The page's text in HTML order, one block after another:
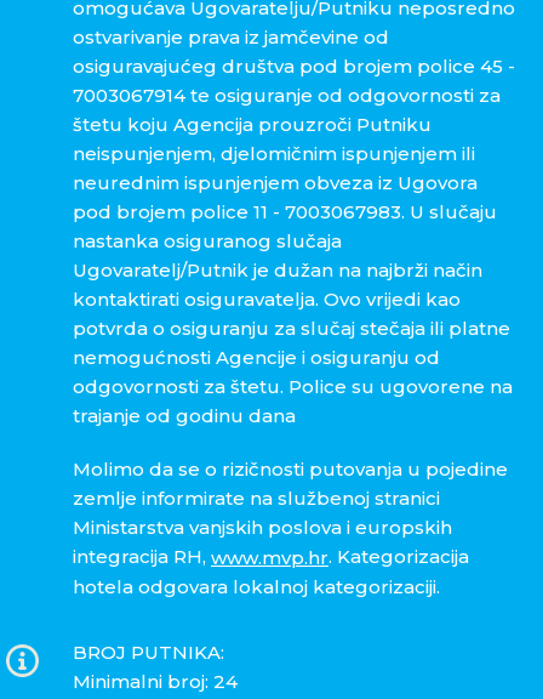
omogućava Ugovaratelju/Putniku neposredno
ostvarivanje prava iz jamčevine od
osiguravajućeg društva pod brojem police 45 -
7003067914te osiguranje od odgovornosti za
štetu koju Agencija prouzroči Putniku
neispunjenjem, djelomičnim ispunjenjem ili
neurednim ispunjenjem obveza iz Ugovora
pod brojem police 11 - 7003067983. U slučaju
nastanka osiguranog slučaja
Ugovaratelj/Putnik je dužan na najbrži način
kontaktirati osiguravatelja. Ovo vrijedi kao
potvrda o osiguranju za slučaj stečaja ili platne
nemogućnosti Agencije i osiguranju od
odgovornosti za štetu. Police su ugovorene na
trajanje od godinu dana
Molimo da se o rizičnosti putovanja u pojedine
zemlje informirate na službenoj stranici
Ministarstva vanjskih poslova i europskih
integracija RH, www.mvp.hr. Kategorizacija
hotela odgovara lokalnoj kategorizaciji.
BROJ PUTNIKA:
Minimalni broj: 24